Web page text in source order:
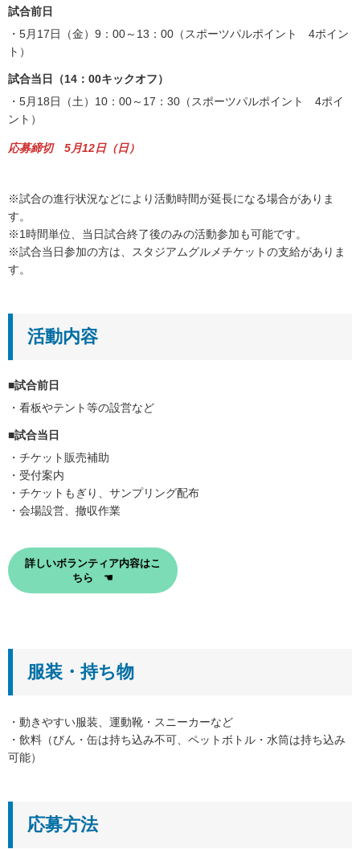
試合前日
・5月17日（金）9：00～13：00（スポーツパルポイント 4ポイン
ト）
試合当日（14：00キックオフ）
・5月18日（土）10：00～17：30（スポーツパルポイント 4ポイ
ント）
応募締切 5月12日（日）
※試合の進行状況などにより活動時間が延長になる場合がありま
す。
※1時間単位、当日試合終了後のみの活動参加も可能です。
※試合当日参加の方は、スタジアムグルメチケットの支給がありま
す。
活動内容
■試合前日
・看板やテント等の設営など
■試合当日
・チケット販売補助
・受付案内
・チケットもぎり、サンプリング配布
・会場設営、撤収作業
詳しいボランティア内容はこ
ちら ☚
服装・持ち物
・動きやすい服装、運動靴・スニーカーなど
・飲料（びん・缶は持ち込み不可、ペットボトル・水筒は持ち込み
可能）
応募方法